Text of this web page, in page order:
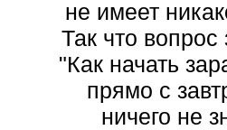
не имеет
Так что
"Как начать
прямо с
ничего не